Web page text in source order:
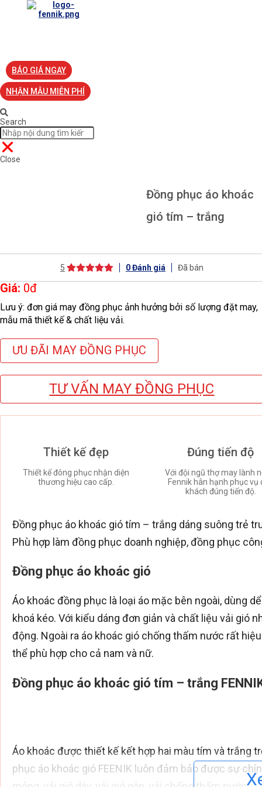
BÁO GIÁ NGAY
NHẬN MẪU MIỄN PHÍ
Search
Close
Đồng phục áo khoác
gió tím – trắng
5 0Đánh giá Đã bán
Giá: 0đ
Lưu ý: đơn giá may đồng phục ảnh hưởng bởi số lượng đặt may,
mẫu mã thiết kế & chất liệu vải.
ƯU ĐÃI MAY ĐỒNG PHỤC
TƯ VẤN MAY ĐỒNG PHỤC
Thiết kế đẹp
Thiết kế đông phục nhận diện
thương hiệu cao cấp.
Đúng tiến độ
Với đội ngũ thợ may lành
Fennik hân hạnh phục vụ
khách đúng tiến độ.
Đồng phục áo khoác gió tím – trắng dáng suông trẻ
Phù hợp làm đồng phục doanh nghiệp, đồng phục
Đồng phục áo khoác gió
Áo khoác đồng phục là loại áo mặc bên ngoài, dùng
khoá kéo. Với kiểu dáng đơn giản và chất liệu vải gió
động. Ngoài ra áo khoác gió chống thấm nước rất
thể phù hợp cho cả nam và nữ.
Đồng phục áo khoác gió tím – trắng
Áo khoác được thiết kế kết hợp hai màu tím và trắng
phục áo khoác gió FEENIK luôn đảm bảo được sự